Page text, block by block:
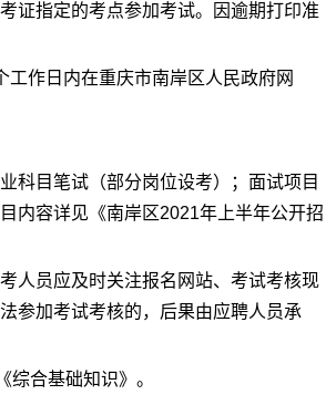
证指定的考点参加考试。因逾期打印准
作日内在重庆市南岸区人民政府网
科目笔试（部分岗位设考）；面试项目
内容详见《南岸区2021年上半年公开招
人员应及时关注报名网站、考试考核现
参加考试考核的，后果由应聘人员承
综合基础知识》。